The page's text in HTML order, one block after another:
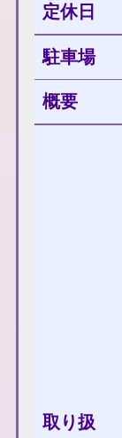
定休日
駐車場
概要
取り扱